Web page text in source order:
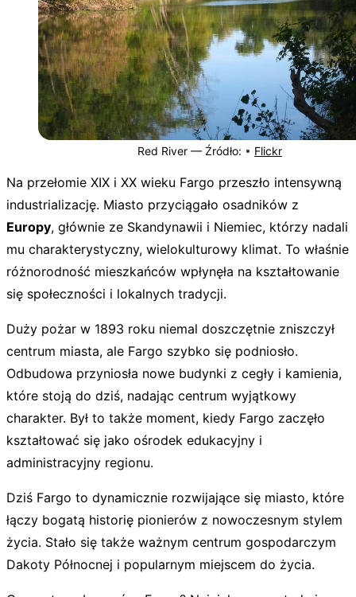
Red River — Źródło: • Flickr
Na przełomie XIX i XX wieku Fargo przeszło intensywną
industrializację. Miasto przyciągało osadników z
Europy, głównie ze Skandynawii i Niemiec, którzy nadali
mu charakterystyczny, wielokulturowy klimat. To właśnie
różnorodność mieszkańców wpłynęła na kształtowanie
się społeczności i lokalnych tradycji.
Duży pożar w 1893 roku niemal doszczętnie zniszczył
centrum miasta, ale Fargo szybko się podniosło.
Odbudowa przyniosła nowe budynki z cegły i kamienia,
które stoją do dziś, nadając centrum wyjątkowy
charakter. Był to także moment, kiedy Fargo zaczęło
kształtować się jako ośrodek edukacyjny i
administracyjny regionu.
Dziś Fargo to dynamicznie rozwijające się miasto, które
łączy bogatą historię pionierów z nowoczesnym stylem
życia. Stało się także ważnym centrum gospodarczym
Dakoty Północnej i popularnym miejscem do życia.